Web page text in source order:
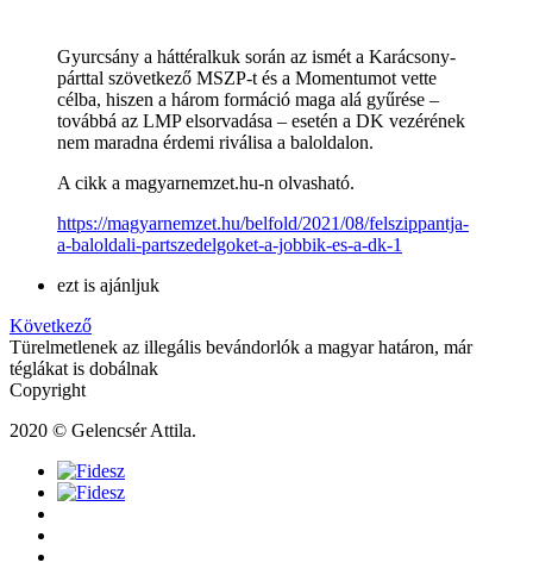
Gyurcsány a háttéralkuk során az ismét a Karácsony-
párttal szövetkező MSZP-t és a Momentumot vette
célba, hiszen a három formáció maga alá gyűrése –
továbbá az LMP elsorvadása – esetén a DK vezérének
nem maradna érdemi riválisa a baloldalon.
A cikk a magyarnemzet.hu-n olvasható.
https://magyarnemzet.hu/belfold/2021/08/felszippantja-
a-baloldali-partszedelgoket-a-jobbik-es-a-dk-1
ezt is ajánljuk
Következő
Türelmetlenek az illegális bevándorlók a magyar határon, már
téglákat is dobálnak
Copyright
2020 © Gelencsér Attila.